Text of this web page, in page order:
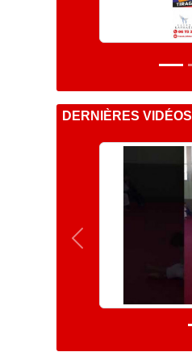
DERNIÈRES VIDÉOS
Précedent